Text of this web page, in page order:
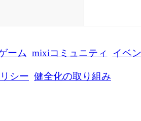
ーム mixiコミュニティ イベ
シー 健全化の取り組み